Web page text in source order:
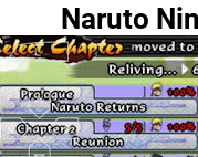
Naruto